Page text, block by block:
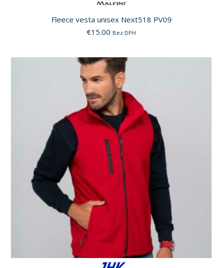
Fleece vesta unisex Next518 PV09
€15.00 Bez DPH